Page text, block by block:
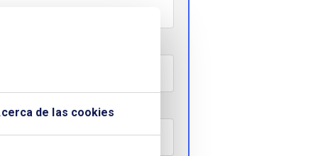
de las cookies